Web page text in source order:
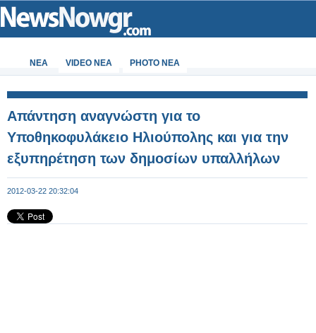
ΝΕΑ VIDEO NEA PHOTO NEA
Απάντηση αναγνώστη για το
Υποθηκοφυλάκειο Ηλιούπολης και για την
εξυπηρέτηση των δημοσίων υπαλλήλων
2012-03-22 20:32:04